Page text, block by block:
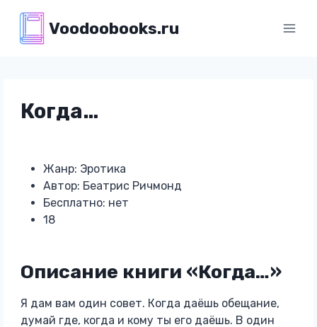
содержимому
Voodoobooks.ru
Когда…
Жанр: Эротика
Автор: Беатрис Ричмонд
Бесплатно: нет
18
Описание книги «Когда…»
Я дам вам один совет. Когда даёшь обещание,
думай где, когда и кому ты его даёшь. В один